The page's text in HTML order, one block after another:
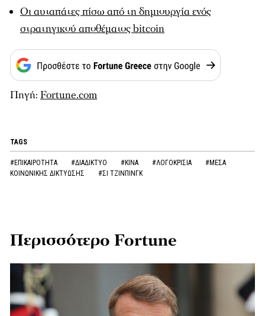
Οι αυταπάτες πίσω από τη δημιουργία ενός
στρατηγικού αποθέματος bitcoin
Πηγή: Fortune.com
TAGS
#ΕΠΙΚΑΙΡΟΤΗΤΑ #ΔΙΑΔΙΚΤΥΟ #ΚΙΝΑ #ΛΟΓΟΚΡΙΣΙΑ
#ΜΕΣΑ
ΚΟΙΝΩΝΙΚΗΣ ΔΙΚΤΥΩΣΗΣ
#ΣΙ ΤΖΙΝΠΙΝΓΚ
Περισσότερο Fortune